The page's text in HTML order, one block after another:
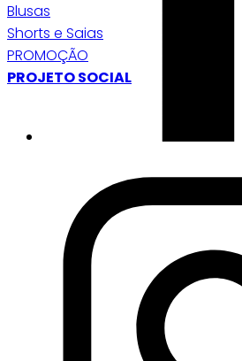
Blusas
Shorts e Saias
PROMOÇÃO
PROJETO SOCIAL